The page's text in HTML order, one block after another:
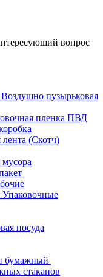
вопрос
Воздушно пузырьковая
пленка ПВД
лента (Скотч)
Упаковочные
посуда
бумажный
стаканов